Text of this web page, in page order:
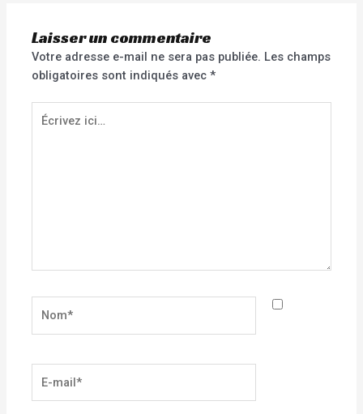
Laisser un commentaire
Votre adresse e-mail ne sera pas publiée. Les champs
obligatoires sont indiqués avec*
Écrivez
ici…
mail*